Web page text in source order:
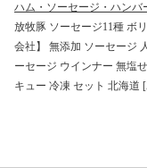
ハム・ソーセージ・ハンバ
放牧豚 ソーセージ11種 ボ
会社】 無添加 ソーセージ
ーセージ ウインナー 無塩
キュー 冷凍 セット 北海道